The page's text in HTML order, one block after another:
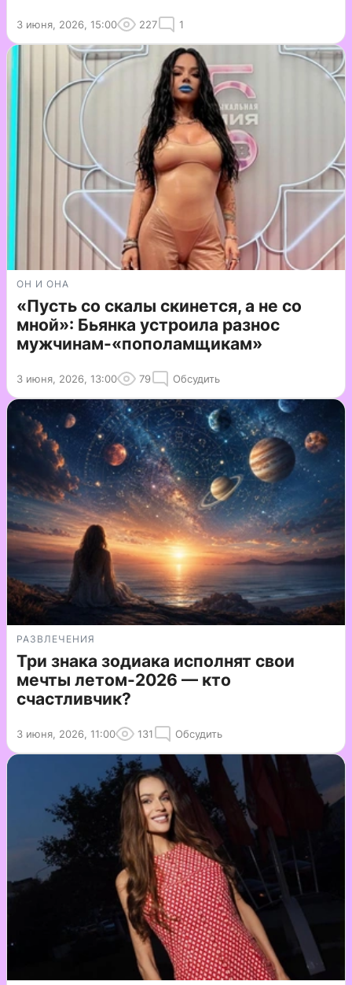
3 июня, 2026, 15:00 227 1
ОН И ОНА
«Пусть со скалы скинется, а не со
мной»: Бьянка устроила разнос
мужчинам-«пополамщикам»
3 июня, 2026, 13:00 79 Обсудить
РАЗВЛЕЧЕНИЯ
Три знака зодиака исполнят свои
мечты летом-2026 — кто
счастливчик?
3 июня, 2026, 11:00 131 Обсудить